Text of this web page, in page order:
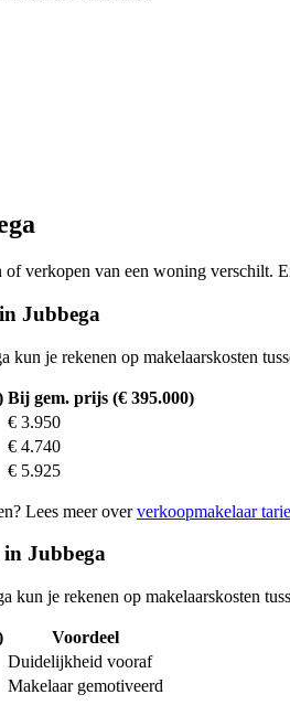
verkopen van een woning verschilt.
Jubbega
je rekenen op makelaarskosten
Bij gem. prijs (€ 395.000)
€ 3.950
€ 4.740
€ 5.925
Lees meer oververkoopmakelaar
Jubbega
kun je rekenen op makelaarskosten
Voordeel
Duidelijkheid vooraf
Makelaar gemotiveerd